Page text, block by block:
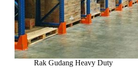
Rak Gudang Heavy Duty